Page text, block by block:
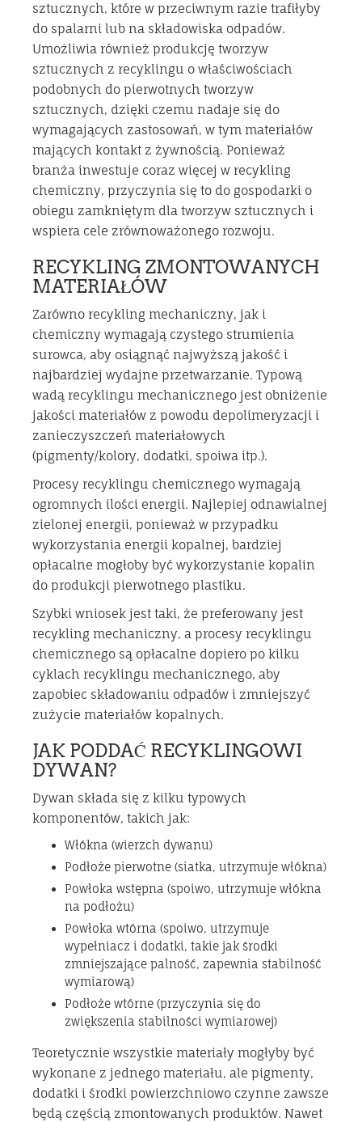
sztucznych, które w przeciwnym razie trafiłyby
do spalarni lub na składowiska odpadów.
Umożliwia również produkcję tworzyw
sztucznych z recyklingu o właściwościach
podobnych do pierwotnych tworzyw
sztucznych, dzięki czemu nadaje się do
wymagających zastosowań, w tym materiałów
mających kontakt z żywnością. Ponieważ
branża inwestuje coraz więcej w recykling
chemiczny, przyczynia się to do gospodarki o
obiegu zamkniętym dla tworzyw sztucznych i
wspiera cele zrównoważonego rozwoju.
RECYKLING ZMONTOWANYCH
MATERIAŁÓW
Zarówno recykling mechaniczny, jak i
chemiczny wymagają czystego strumienia
surowca, aby osiągnąć najwyższą jakość i
najbardziej wydajne przetwarzanie. Typową
wadą recyklingu mechanicznego jest obniżenie
jakości materiałów z powodu depolimeryzacji i
zanieczyszczeń materiałowych
(pigmenty/kolory, dodatki, spoiwa itp.).
Procesy recyklingu chemicznego wymagają
ogromnych ilości energii. Najlepiej odnawialnej
zielonej energii, ponieważ w przypadku
wykorzystania energii kopalnej, bardziej
opłacalne mogłoby być wykorzystanie kopalin
do produkcji pierwotnego plastiku.
Szybki wniosek jest taki, że preferowany jest
recykling mechaniczny, a procesy recyklingu
chemicznego są opłacalne dopiero po kilku
cyklach recyklingu mechanicznego, aby
zapobiec składowaniu odpadów i zmniejszyć
zużycie materiałów kopalnych.
JAK PODDAĆ RECYKLINGOWI
DYWAN?
Dywan składa się z kilku typowych
komponentów, takich jak:
Włókna (wierzch dywanu)
Podłoże pierwotne (siatka, utrzymuje włókna)
Powłoka wstępna (spoiwo, utrzymuje włókna
na podłożu)
Powłoka wtórna (spoiwo, utrzymuje
wypełniacz i dodatki, takie jak środki
zmniejszające palność, zapewnia stabilność
wymiarową)
Podłoże wtórne (przyczynia się do
zwiększenia stabilności wymiarowej)
Teoretycznie wszystkie materiały mogłyby być
wykonane z jednego materiału, ale pigmenty,
dodatki i środki powierzchniowo czynne zawsze
będą częścią zmontowanych produktów. Nawet